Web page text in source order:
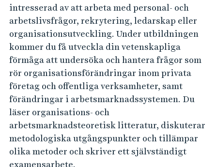
G
B
6
0
intresserad av att arbeta med personal- och
arbetslivsfrågor, rekrytering, ledarskap eller
organisationsutveckling. Under utbildningen
kommer du få utveckla din vetenskapliga
förmåga att undersöka och hantera frågor som
rör organisationsförändringar inom privata
företag och offentliga verksamheter, samt
förändringar i arbetsmarknadssystemen. Du
läser organisations- och
arbetsmarknadsteoretisk litteratur, diskuterar
metodologiska utgångspunkter och tillämpar
olika metoder och skriver ett självständigt
examensarbete.